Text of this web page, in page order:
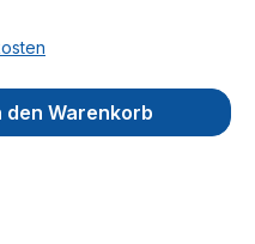
gewünschten
den Warenkorb